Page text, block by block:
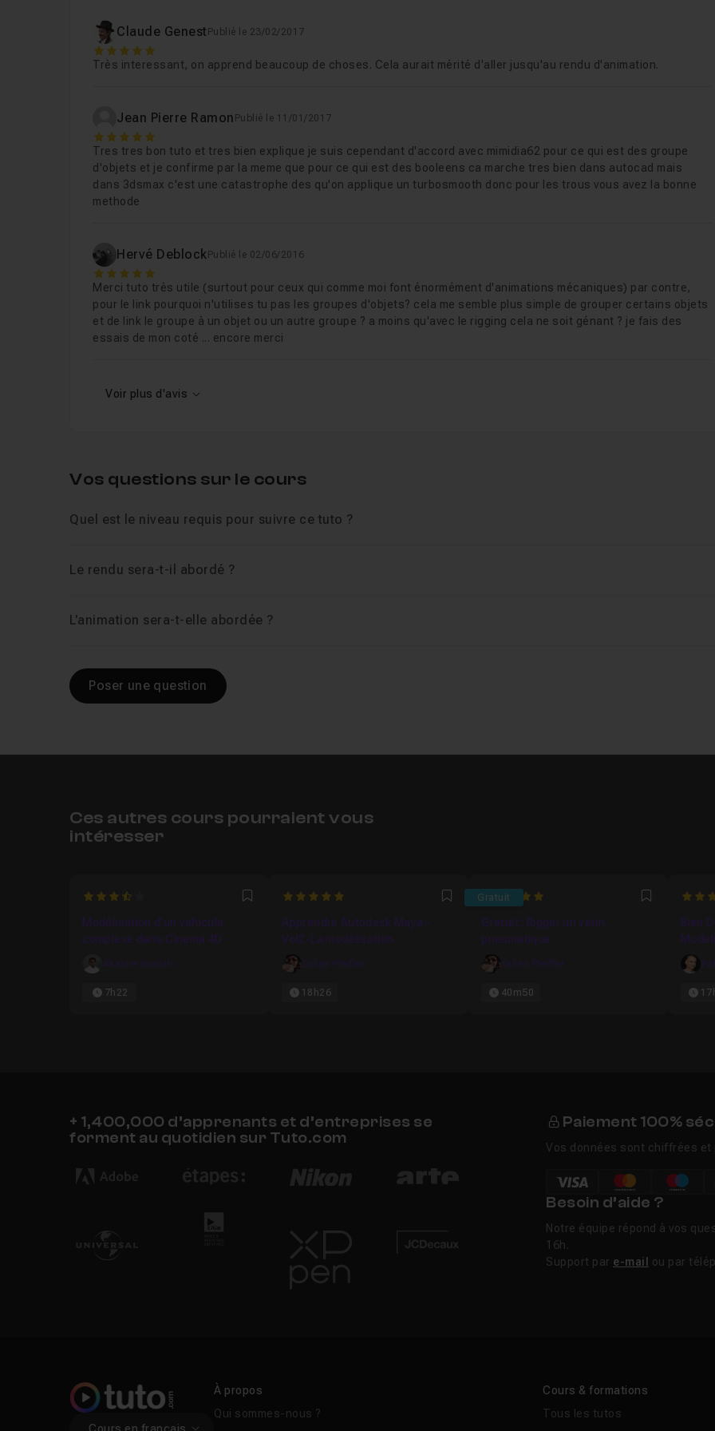
Leçon 12 Partie 11 - Modélisation verrin centrale
Leçon 13
Leçon 15 Partie 14 - Modélisation verrin
Leçon 16
Leçon 17 Partie 16 - Modélisation verrin 3
Leçon 18
Leçon 20 Partie 19 - Modélisation détails mécanique centrale 2
Leçon 21 Partie 20 - Modélisation finalisation
Leçon 22 Partie 21 - Modélisation finalisation 2
Claude Genest Publié le 23/02/2017
5
Très interessant, on apprend beaucoup de choses. Cela aurait mérité d'aller jusqu'au rendu d'animation.
Jean Pierre Ramon Publié le 11/01/2017
5
Tres tres bon tuto et tres bien explique je suis cependant d'accord avec mimidia62 pour ce qui est des groupe
d'objets et je confirme par la meme que pour ce qui est des booleens ca marche tres bien dans autocad mais
dans 3dsmax c'est une catastrophe des qu'on applique un turbosmooth donc pour les trous vous avez la bonne
methode
Hervé Deblock Publié le 02/06/2016
5
Merci tuto très utile (surtout pour ceux qui comme moi font énormément d'animations mécaniques) par contre,
pour le link pourquoi n'utilises tu pas les groupes d'objets? cela me semble plus simple de grouper certains objets
et de link le groupe à un objet ou un autre groupe ? a moins qu'avec le rigging cela ne soit génant ? je fais des
essais de mon coté ... encore merci
Voir plus d'avis
Vos questions sur le cours
Quel est le niveau requis pour suivre ce tuto ?
Le rendu sera-t-il abordé ?
L'animation sera-t-elle abordée ?
Poser une question
Ces autres cours pourraient vous
intéresser
3.5 Favori
Modélisation d'un véhicule
complexe dans Cinema 4D
Akache Busiah
7h22
5 Favori
Apprendre Autodesk Maya -
Vol2-La modélisation
Gilles Pfeiffer
18h26
Gratuit
5 Favori
Gratuit : Rigger un vérin
pneumatique
Gilles Pfeiffer
40m50
4.25
Bien
+ 1,400,000 d’apprenants et d’entreprises se
forment au quotidien sur Tuto.com
Paiement 100%
Vos données sont chiffrées
Besoin d’aide ?
Notre équipe répond à vos
16h.
Support par e-mail ou par
Cours en français
À propos
Qui sommes-nous ?
Cours & formations
Tous les tutos